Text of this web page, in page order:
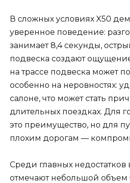
В сложных условиях X50
уверенное поведение:
занимает 8,4 секунды,
подвеска создают
на трассе подвеска может
особенно на неровностях:
салоне, что может стать
длительных поездках. Для
это преимущество, но для
плохим дорогам —
Среди главных
отмечают небольшой объем